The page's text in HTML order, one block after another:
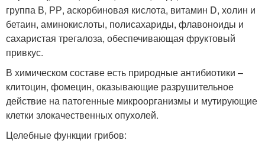
группа В, РР, аскорбиновая кислота, витамин D, холин и
бетаин, аминокислоты, полисахариды, флавоноиды и
сахаристая трегалоза, обеспечивающая фруктовый
привкус.
В химическом составе есть природные антибиотики –
клитоцин, фомецин, оказывающие разрушительное
действие на патогенные микроорганизмы и мутирующие
клетки злокачественных опухолей.
Целебные функции грибов: